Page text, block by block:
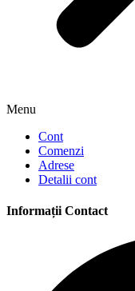
Menu
Cont
Comenzi
Adrese
Detalii cont
Informații Contact